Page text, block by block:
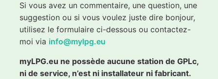
Si vous avez un commentaire, une question, une
suggestion ou si vous voulez juste dire bonjour,
utilisez le formulaire ci-dessous ou contactez-
moi via info@mylpg.eu
myLPG.eu ne possède aucune station de GPLc,
ni de service, n’est ni installateur ni fabricant.